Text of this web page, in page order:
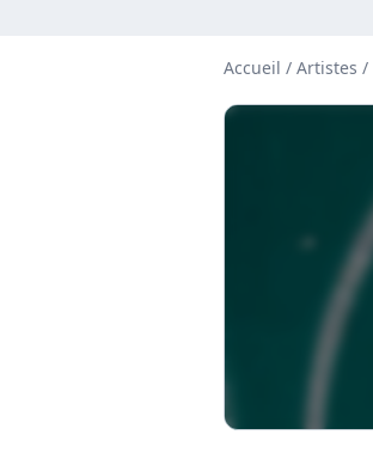
Accueil / Artistes /